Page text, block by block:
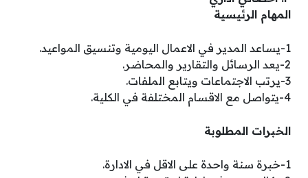
المهام الرئيسية
1-يساعد المدير في الاعمال اليومية وتنسيق المواعيد.
2-يعد الرسائل والتقارير والمحاضر.
3-يرتب الاجتماعات ويتابع الملفات.
4-يتواصل مع الاقسام المختلفة في الكلية.
الخبرات المطلوبة
1-خبرة سنة واحدة على الاقل في الادارة.